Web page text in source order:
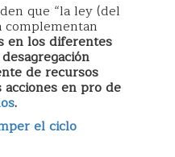
que “la ley (del
complementan
en los diferentes
de recursos
en pro de
.
el ciclo